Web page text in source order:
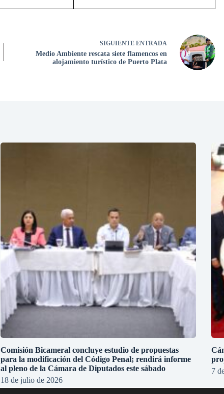
SIGUIENTE ENTRADA
Medio Ambiente rescata siete flamencos en
alojamiento turístico de Puerto Plata
Comisión Bicameral concluye estudio de propuestas
para la modificación del Código Penal; rendirá informe
al pleno de la Cámara de Diputados este sábado
18 de julio de 2026
7